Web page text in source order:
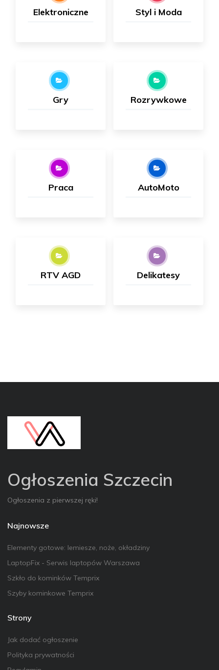
Elektroniczne Styl i Moda
Gry Rozrywkowe
Praca AutoMoto
RTV AGD Delikatesy
Ogłoszenia Szczecin
Ogłoszenia z pierwszej ręki!
Najnowsze
Elementy gotowe: lemiesze, noże, okładziny
LaptopFix - Serwis laptopów Warszawa
Szkło do kominków Temprix
Szyby kominkowe Temprix
Strony
Jak dodać ogłoszenie
Polityka prywatności